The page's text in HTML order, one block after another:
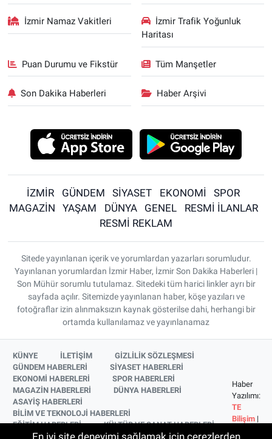
İzmir Namaz Vakitleri
İzmir Trafik Yoğunluk
Haritası
Puan Durumu ve Fikstür Tüm Manşetler
Son Dakika Haberleri Haber Arşivi
İZMİR GÜNDEM SİYASET EKONOMİ
SPOR
MAGAZİN
YAŞAM DÜNYA GENEL
RESMİ İLANLAR
RESMİ REKLAM
Sitede yayınlanan içerik ve yorumlardan yazarları sorumludur.
Yayınlanan yorumlardan İzmir Haber, İzmir Son Dakika Haberleri |
Son Mühür sorumlu tutulamaz. Sitedeki tüm harici linkler ayrı bir
sayfada açılır. Sitemizde yayınlanan haber, köşe yazıları ve
fotoğraflar izin alınmaksızın kaynak gösterilse dahi, herhangi bir
ortamda kullanılamaz ve yayınlanamaz
KÜNYE İLETİŞİM
GİZLİLİK SÖZLEŞMESİ
GÜNDEM HABERLERİ
SİYASET HABERLERİ
EKONOMİ HABERLERİ
SPOR HABERLERİ
MAGAZİN HABERLERİ
DÜNYA HABERLERİ
ASAYİŞ HABERLERİ
BİLİM VE TEKNOLOJİ HABERLERİ
EĞİTİM HABERLERİ
KÜLTÜR VE SANAT HABERLERİ
SAĞLIK HABERLERİ
YAŞAM HABERLERİ
Haber
Yazılımı:
TE
Bilişim |
En iyi site deneyimi sağlamak için çerezlerden